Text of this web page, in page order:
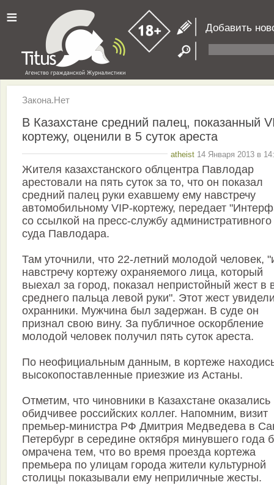
≡ Добавить
Закона.Нет
В Казахстане средний палец, показанный
кортежу, оценили в 5 суток ареста
atheist 14 Января 2013 в
Жителя казахстанского облцентра Павлодар
арестовали на пять суток за то, что он показал
средний палец руки ехавшему ему навстречу
автомобильному VIP-кортежу, передает
со ссылкой на пресс-службу административного
суда Павлодара.
Там уточнили, что 22-летний молодой человек,
навстречу кортежу охраняемого лица, который
выехал за город, показал непристойный жест в
среднего пальца левой руки". Этот жест
охранники. Мужчина был задержан. В суде он
признал свою вину. За публичное оскорбление
молодой человек получил пять суток ареста.
По неофициальным данным, в кортеже
высокопоставленные приезжие из Астаны.
Отметим, что чиновники в Казахстане оказались
обидчивее российских коллег. Напомним, визит
премьер-министра РФ Дмитрия Медведева в
Петербург в середине октября минувшего года
омрачена тем, что во время проезда кортежа
премьера по улицам города жители культурной
столицы показывали ему неприличные жесты.